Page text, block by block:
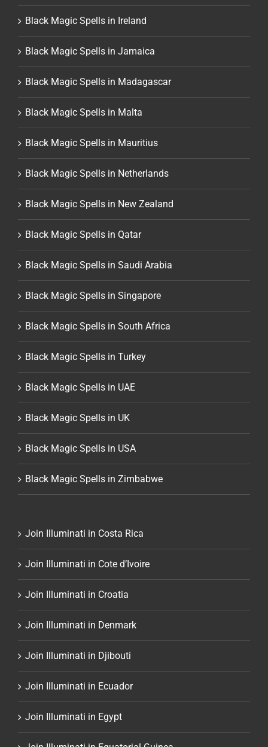
Black Magic Spells in Ireland
Black Magic Spells in Jamaica
Black Magic Spells in Madagascar
Black Magic Spells in Malta
Black Magic Spells in Mauritius
Black Magic Spells in Netherlands
Black Magic Spells in New Zealand
Black Magic Spells in Qatar
Black Magic Spells in Saudi Arabia
Black Magic Spells in Singapore
Black Magic Spells in South Africa
Black Magic Spells in Turkey
Black Magic Spells in UAE
Black Magic Spells in UK
Black Magic Spells in USA
Black Magic Spells in Zimbabwe
Join Illuminati in Costa Rica
Join Illuminati in Cote d’Ivoire
Join Illuminati in Croatia
Join Illuminati in Denmark
Join Illuminati in Djibouti
Join Illuminati in Ecuador
Join Illuminati in Egypt